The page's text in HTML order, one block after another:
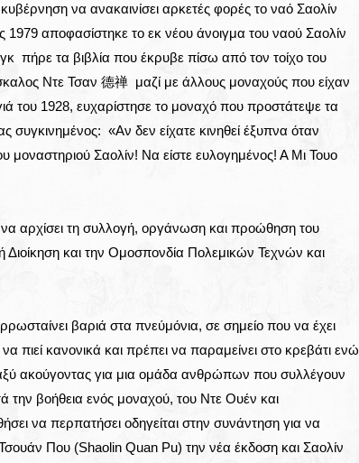
να ανακαινίσει αρκετές φορές το ναό Σαολίν
1979 αποφασίστηκε το εκ νέου άνοιγμα του ναού Σαολίν
πήρε τα βιβλία που έκρυβε πίσω από τον τοίχο του
Ντε Τσαν 德禅 μαζί με άλλους μοναχούς που είχαν
του 1928, ευχαρίστησε το μοναχό που προστάτεψε τα
συγκινημένος: «Aν δεν είχατε κινηθεί έξυπνα όταν
μοναστηριού Σαολίν! Να είστε ευλογημένος! Α Μι Τουο
να αρχίσει τη συλλογή, οργάνωση και προώθηση του
και την Ομοσπονδία Πολεμικών Τεχνών και
βαριά στα πνεύμόνια, σε σημείο που να έχει
πιεί κανονικά και πρέπει να παραμείνει στο κρεβάτι ενώ
ακούγοντας για μια ομάδα ανθρώπων που συλλέγουν
την βοήθεια ενός μοναχού, του Ντε Ουέν και
να περπατήσει οδηγείται στην συνάντηση για να
Που (Shaolin Quan Pu) την νέα έκδοση και Σαολίν